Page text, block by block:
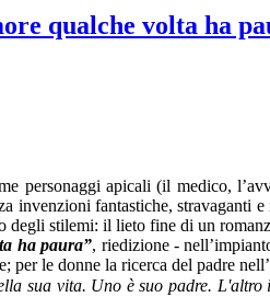
qualche volta ha
personaggi apicali (il medico,
invenzioni fantastiche, stravaganti
degli stilemi: il lieto fine di un
ha paura”, riedizione -
le donne la ricerca del padre
sua vita. Uno è suo padre.